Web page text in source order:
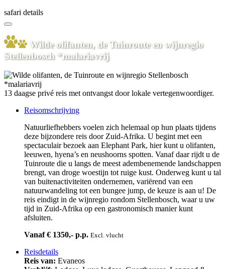
safari details
Wilde olifanten, de Tuinroute en wijnregio
Stellenbosch *malariavrij
13 daagse privé reis met ontvangst door lokale vertegenwoordiger.
Reisomschrijving
Natuurliefhebbers voelen zich helemaal op hun plaats tijdens
deze bijzondere reis door Zuid-Afrika. U begint met een
spectaculair bezoek aan Elephant Park, hier kunt u olifanten,
leeuwen, hyena’s en neushoorns spotten. Vanaf daar rijdt u de
Tuinroute die u langs de meest adembenemende landschappen
brengt, van droge woestijn tot ruige kust. Onderweg kunt u tal
van buitenactiviteiten ondernemen, variërend van een
natuurwandeling tot een bungee jump, de keuze is aan u! De
reis eindigt in de wijnregio rondom Stellenbosch, waar u uw
tijd in Zuid-Afrika op een gastronomisch manier kunt
afsluiten.
Vanaf € 1350,- p.p. Excl. vlucht
Reisdetails
Reis van: Evaneos